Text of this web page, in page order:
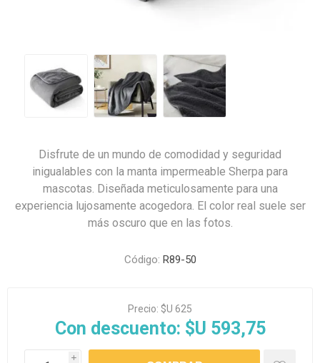
Disfrute de un mundo de comodidad y seguridad
inigualables con la manta impermeable Sherpa para
mascotas. Diseñada meticulosamente para una
experiencia lujosamente acogedora. El color real suele ser
más oscuro que en las fotos.
Código: R89-50
Precio: $U 625
Con descuento: $U 593,75
i